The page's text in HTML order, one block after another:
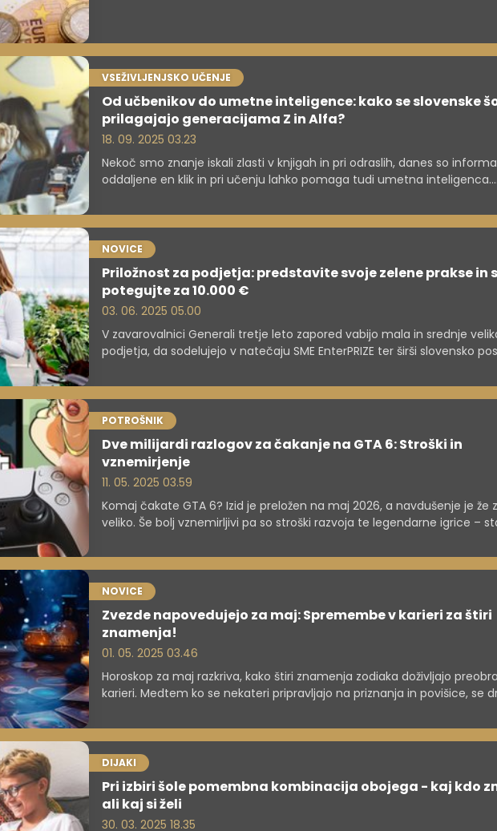
načrtovati porabo.
VSEŽIVLJENJSKO UČENJE
Od učbenikov do umetne inteligence: kako se slovenske
prilagajajo generacijama Z in Alfa?
18. 09. 2025 03.23
Nekoč smo znanje iskali zlasti v knjigah in pri odraslih, danes so
oddaljene en klik in pri učenju lahko pomaga tudi umetna inteligenca.
nekatere že kombinirajo klasične pristope s sodobnimi digitalnimi
NOVICE
Priložnost za podjetja: predstavite svoje zelene prakse in
potegujte za 10.000 €
03. 06. 2025 05.00
V zavarovalnici Generali tretje leto zapored vabijo mala in srednje
podjetja, da sodelujejo v natečaju SME EnterPRIZE ter širši slovensko
družbe in okolja.
POTROŠNIK
Dve milijardi razlogov za čakanje na GTA 6: Stroški in
vznemirjenje
11. 05. 2025 03.59
Komaj čakate GTA 6? Izid je preložen na maj 2026, a navdušenje je že
veliko. Še bolj vznemirljivi pa so stroški razvoja te legendarne igrice –
optimistični.
NOVICE
Zvezde napovedujejo za maj: Spremembe v karieri za štiri
znamenja!
01. 05. 2025 03.46
Horoskop za maj razkriva, kako štiri znamenja zodiaka doživljajo
karieri. Medtem ko se nekateri pripravljajo na priznanja in povišice, se
prinesejo finančni uspeh in večje zadovoljstvo pri delu.
DIJAKI
Pri izbiri šole pomembna kombinacija obojega - kaj kdo
ali kaj si želi
30. 03. 2025 18.35